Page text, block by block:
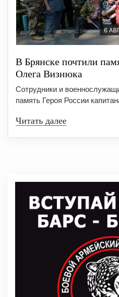
6
В Брянске почтили
Олега Визнюка
Сотрудники и
память Героя России
Читать далее